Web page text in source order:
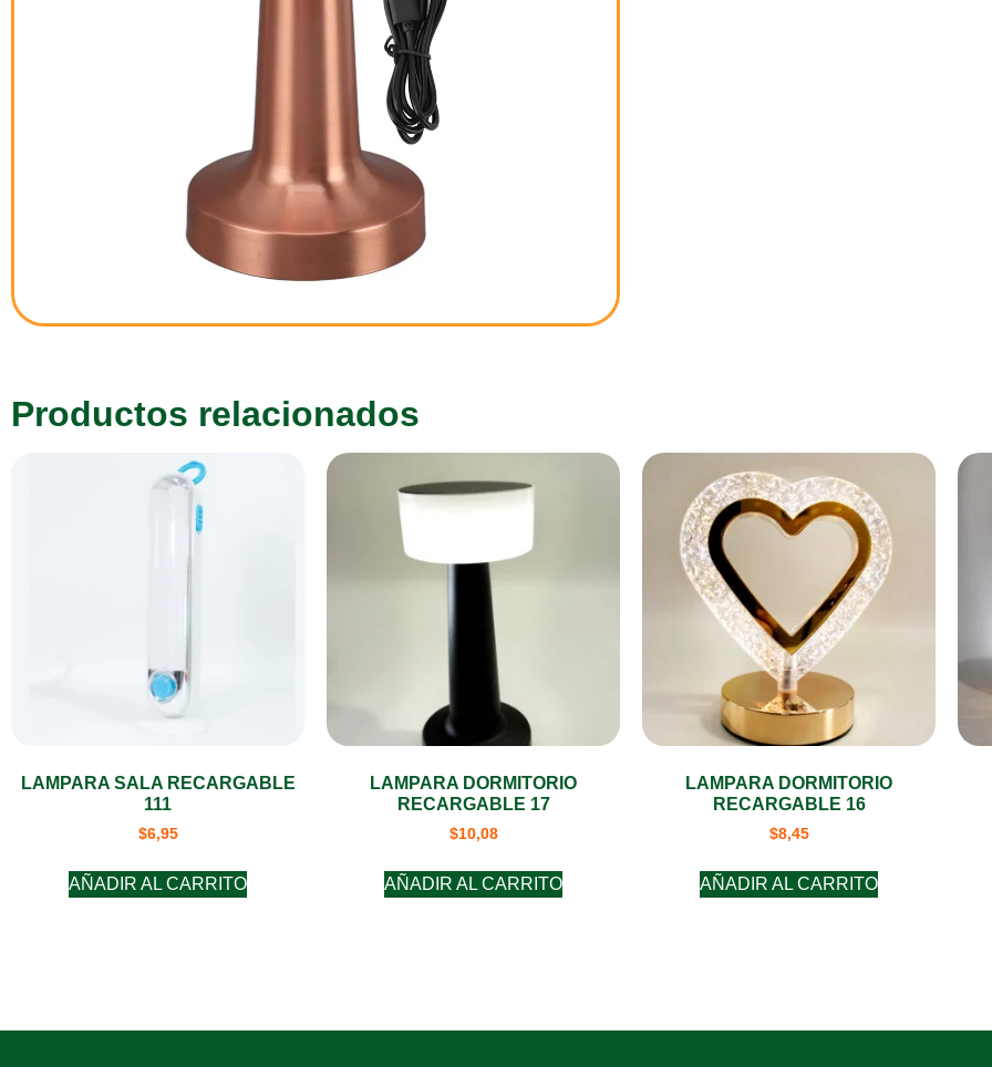
Productos relacionados
LAMPARA SALA RECARGABLE
111
$6,95
AÑADIR AL CARRITO
LAMPARA DORMITORIO
RECARGABLE 17
$10,08
AÑADIR AL CARRITO
LAMPARA DORMITORIO
RECARGABLE 16
$8,45
AÑADIR AL CARRITO